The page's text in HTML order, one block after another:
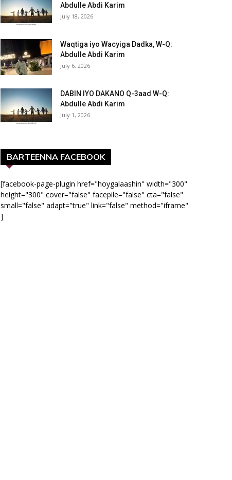
Abdulle Abdi Karim
July 18, 2026
Waqtiga iyo Wacyiga Dadka, W-Q:
Abdulle Abdi Karim
July 6, 2026
DABIN IYO DAKANO Q-3aad W-Q:
Abdulle Abdi Karim
July 1, 2026
BARTEENNA FACEBOOK
[facebook-page-plugin href="hoygalaashin" width="300"
height="300" cover="false" facepile="false" cta="false"
small="false" adapt="true" link="false" method="iframe"
]